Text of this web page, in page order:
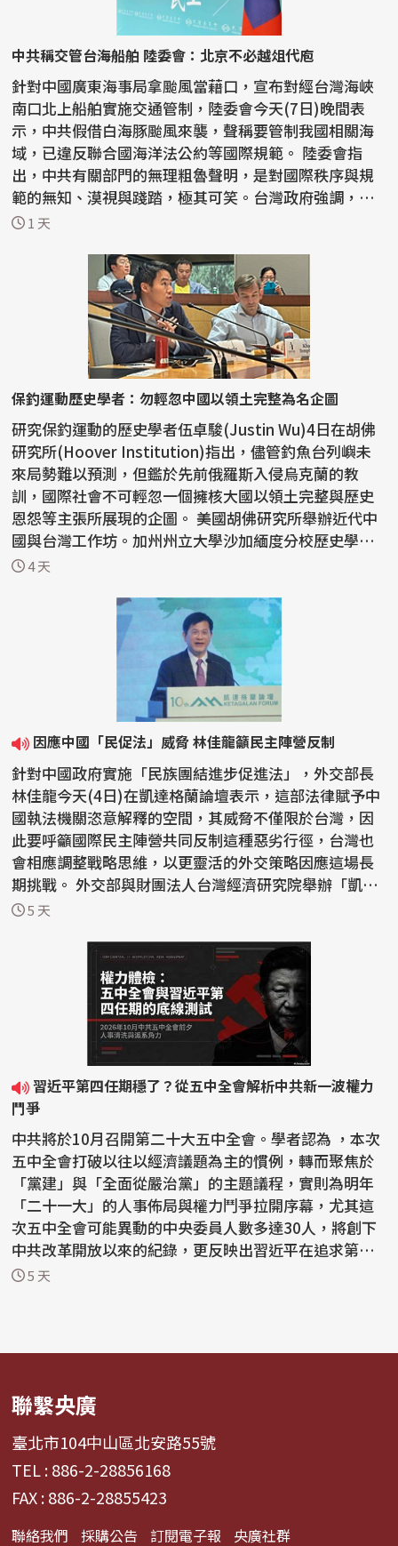
中共稱交管台海船舶 陸委會：北京不必越俎代庖
針對中國廣東海事局拿颱風當藉口，宣布對經台灣海峽
南口北上船舶實施交通管制，陸委會今天(7日)晚間表
示，中共假借白海豚颱風來襲，聲稱要管制我國相關海
域，已違反聯合國海洋法公約等國際規範。 陸委會指
出，中共有關部門的無理粗魯聲明，是對國際秩序與規
範的無知、漠視與踐踏，極其可笑。台灣政府強調，中
共沒有任...
1 天
保釣運動歷史學者：勿輕忽中國以領土完整為名企圖
研究保釣運動的歷史學者伍卓駿(Justin Wu)4日在胡佛
研究所(Hoover Institution)指出，儘管釣魚台列嶼未
來局勢難以預測，但鑑於先前俄羅斯入侵烏克蘭的教
訓，國際社會不可輕忽一個擁核大國以領土完整與歷史
恩怨等主張所展現的企圖。 美國胡佛研究所舉辦近代中
國與台灣工作坊。加州州立大學沙加緬度分校歷史學者
伍卓駿講...
4 天
因應中國「民促法」威脅 林佳龍籲民主陣營反制
針對中國政府實施「民族團結進步促進法」，外交部長
林佳龍今天(4日)在凱達格蘭論壇表示，這部法律賦予中
國執法機關恣意解釋的空間，其威脅不僅限於台灣，因
此要呼籲國際民主陣營共同反制這種惡劣行徑，台灣也
會相應調整戰略思維，以更靈活的外交策略因應這場長
期挑戰。 外交部與財團法人台灣經濟研究院舉辦「凱達
格蘭...
5 天
習近平第四任期穩了？從五中全會解析中共新一波權力
鬥爭
中共將於10月召開第二十大五中全會。學者認為 ，本次
五中全會打破以往以經濟議題為主的慣例，轉而聚焦於
「黨建」與「全面從嚴治黨」的主題議程，實則為明年
「二十一大」的人事佈局與權力鬥爭拉開序幕，尤其這
次五中全會可能異動的中央委員人數多達30人，將創下
中共改革開放以來的紀錄，更反映出習近平在追求第四
任期的...
5 天
聯繫央廣
臺北市104中山區北安路55號
TEL : 886-2-28856168
FAX : 886-2-28855423
聯絡我們 採購公告 訂閱電子報 央廣社群